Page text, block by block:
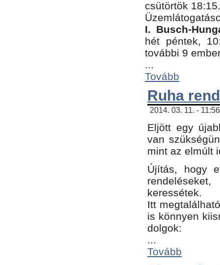
csütörtök 18:15.
I. Busch-
hét péntek,
további 9
...
Tovább
Ruha
2014. 03. 11. -
Eljött egy
van
mint az elmúlt
Újítás, hogy
keressétek.
Itt
is könnyen
dolgok:
...
Tovább